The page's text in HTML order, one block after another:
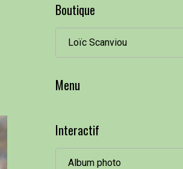
Boutique
Loïc Scanviou
Menu
Interactif
Album photo